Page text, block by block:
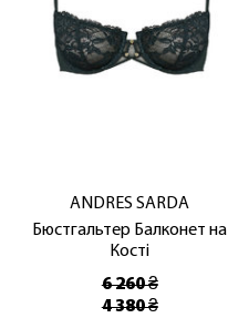
ANDRES SARDA
Бюстгальтер Балконет на
Кості
6 260 ₴
4 380 ₴